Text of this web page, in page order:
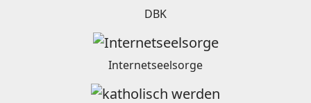
DBK
Internetseelsorge